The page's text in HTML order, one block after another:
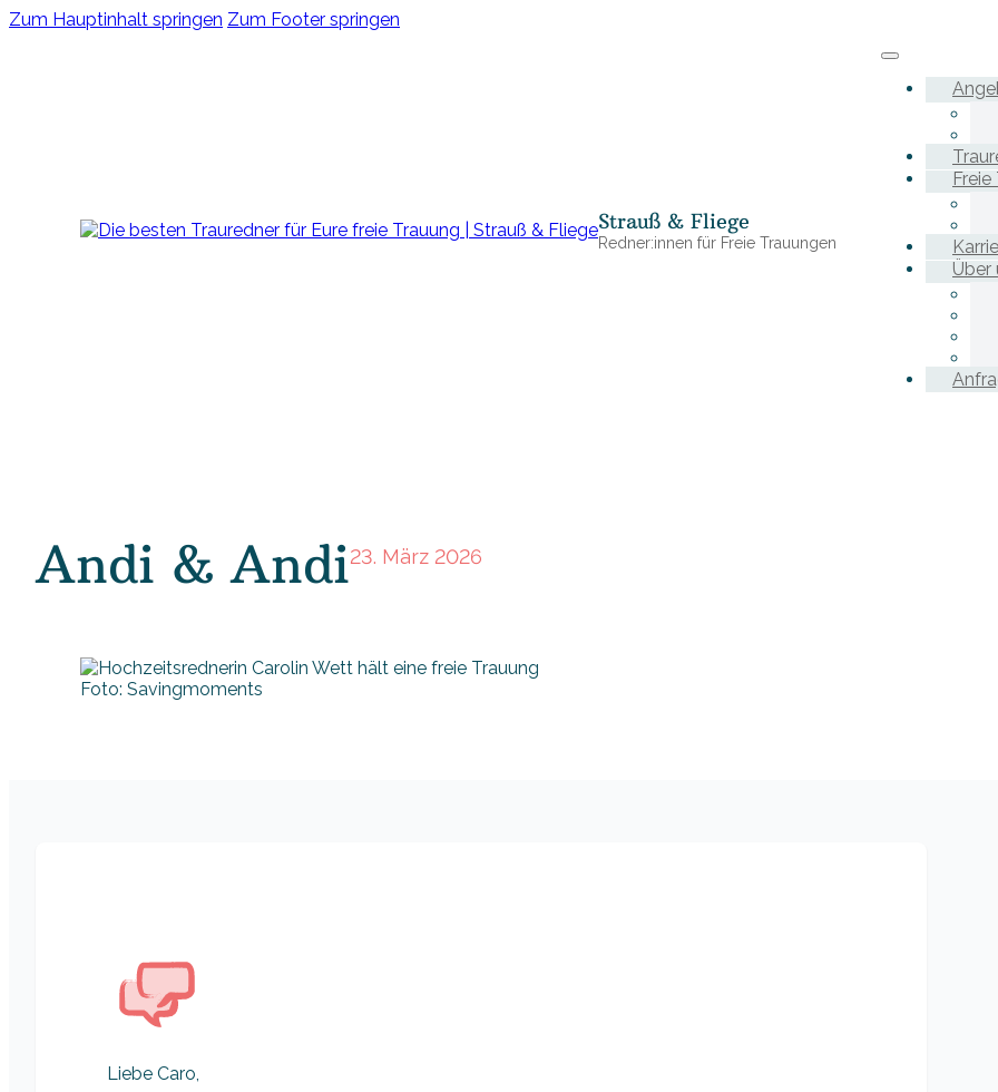
Zum Hauptinhalt springen Zum Footer springen
Strauß & Fliege
Redner:innen für Freie Trauungen
Über
Andi & Andi23. März 2026
Foto: Savingmoments
Liebe Caro,